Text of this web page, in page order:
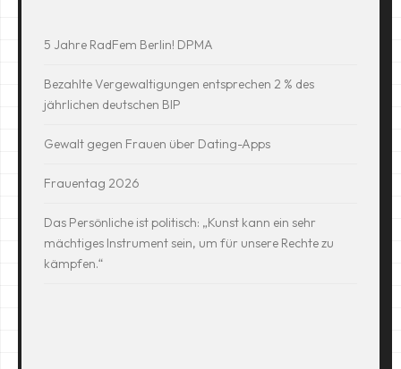
5 Jahre RadFem Berlin! DPMA
Bezahlte Vergewaltigungen entsprechen 2 % des
jährlichen deutschen BIP
Gewalt gegen Frauen über Dating-Apps
Frauentag 2026
Das Persönliche ist politisch: „Kunst kann ein sehr
mächtiges Instrument sein, um für unsere Rechte zu
kämpfen.“